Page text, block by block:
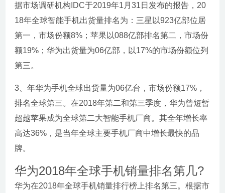
据市场调研机构IDC于2019年1月31日发布的报告，20
18年全球智能手机出货量排名为：三星以923亿部位居
第一，市场份额8%；苹果以088亿部排名第二，市场份
额19%；华为出货量为06亿部，以17%的市场份额位列
第三。
3、年华为手机全球出货量为06亿台，市场份额17%，
排名全球第三。在2018年第二和第三季度，华为曾短暂
超越苹果成为全球第二大智能手机厂商。其全年增长率
高达36%，是当年全球主要手机厂商中增长最快的品
牌。
华为2018年全球手机销量排名第几?
华为在2018年全球手机销量排行榜上排名第三。根据市